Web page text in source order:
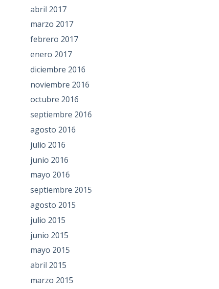
abril 2017
marzo 2017
febrero 2017
enero 2017
diciembre 2016
noviembre 2016
octubre 2016
septiembre 2016
agosto 2016
julio 2016
junio 2016
mayo 2016
septiembre 2015
agosto 2015
julio 2015
junio 2015
mayo 2015
abril 2015
marzo 2015